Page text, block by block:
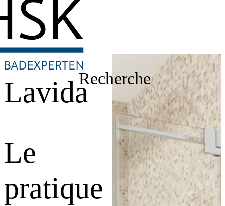
Recherche
Lavida
Le
pratique